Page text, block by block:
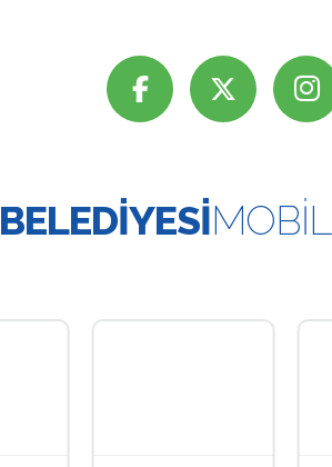
BELEDİYESİMOBİL